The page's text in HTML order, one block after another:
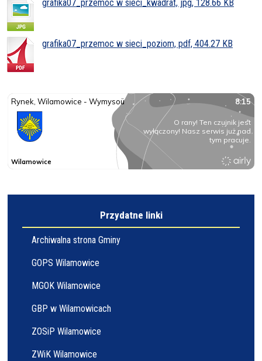
grafika07_przemoc w sieci_kwadrat, jpg, 128.66 KB
grafika07_przemoc w sieci_poziom, pdf, 404.27 KB
Przydatne linki
Archiwalna strona Gminy
GOPS Wilamowice
MGOK Wilamowice
GBP w Wilamowicach
ZOSiP Wilamowice
ZWiK Wilamowice